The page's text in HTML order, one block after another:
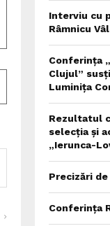
Interviu cu
Râmnicu
Conferința
Clujul”
Luminița
Rezultatul
selecția și
„Ierunca-
Precizări
Conferința